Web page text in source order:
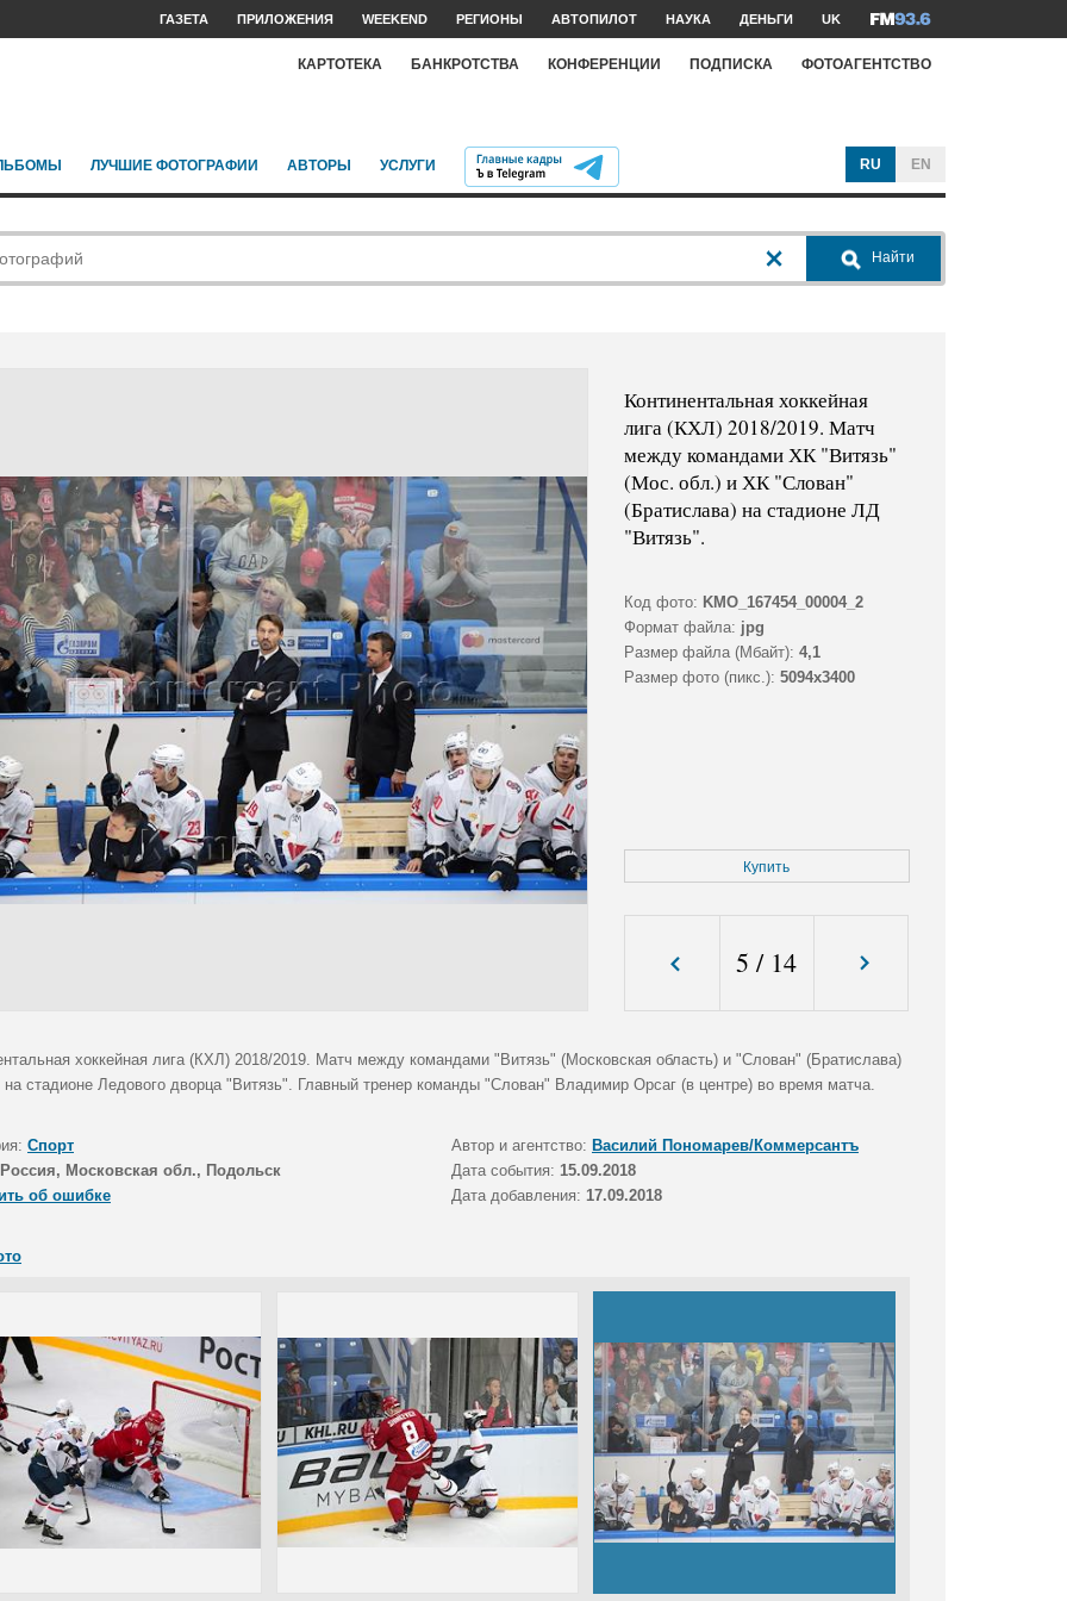
ГАЗЕТА ПРИЛОЖЕНИЯ WEEKEND РЕГИОНЫ АВТОПИЛОТ НАУКА ДЕНЬГИ UK
КАРТОТЕКА БАНКРОТСТВА КОНФЕРЕНЦИИ ПОДПИСКА ФОТОАГЕНТСТВО
ЛУЧШИЕ ФОТОГРАФИИ АВТОРЫ УСЛУГИ RU EN
Найти
Континентальная хоккейная
лига (КХЛ) 2018/2019. Матч
между командами ХК "Витязь"
(Мос. обл.) и ХК "Слован"
(Братислава) на стадионе ЛД
"Витязь".
Код фото: KMO_167454_00004_2
Формат файла: jpg
Размер файла (Мбайт): 4,1
Размер фото (пикс.): 5094x3400
Купить
5 / 14
хоккейная лига (КХЛ) 2018/2019. Матч между командами "Витязь" (Московская область) и "Слован" (Братислава)
стадионе Ледового дворца "Витязь". Главный тренер команды "Слован" Владимир Орсаг (в центре) во время матча.
Спорт Автор и агентство: Василий Пономарев/Коммерсантъ
Россия, Московская обл., Подольск Дата события: 15.09.2018
об ошибке
Дата добавления: 17.09.2018